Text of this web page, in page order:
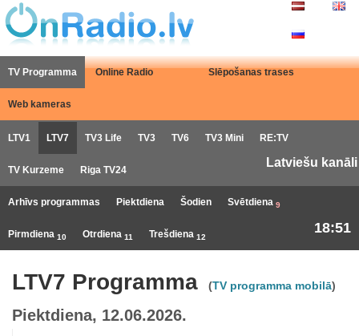
TV Programma Online Radio Slēpošanas trases
Web kameras
LTV1 LTV7 TV3 Life TV3 TV6 TV3 Mini RE:TV
TV Kurzeme Riga TV24
Latviešu kanāli
Arhīvs programmas Piektdiena Šodien Svētdiena 9
Pirmdiena 10 Otrdiena 11 Trešdiena 12
18:51
LTV7 Programma (TV programma mobilā)
Piektdiena, 12.06.2026.